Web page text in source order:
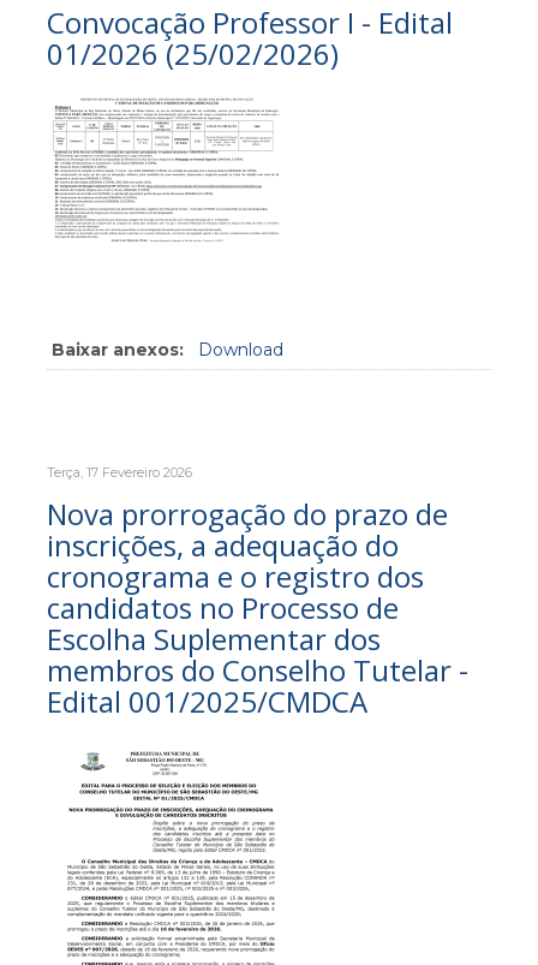
Convocação Professor I - Edital
01/2026 (25/02/2026)
Baixar anexos: Download
Terça, 17 Fevereiro 2026
Nova prorrogação do prazo de
inscrições, a adequação do
cronograma e o registro dos
candidatos no Processo de
Escolha Suplementar dos
membros do Conselho Tutelar -
Edital 001/2025/CMDCA